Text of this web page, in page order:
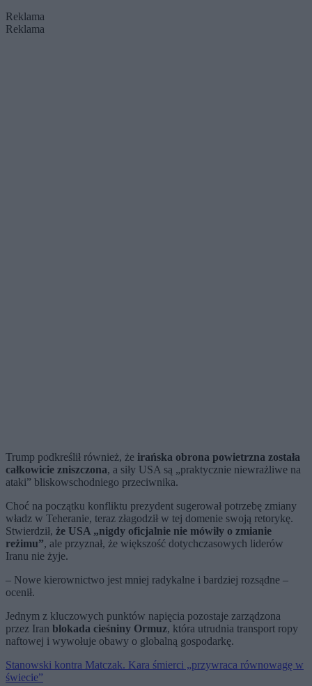
Reklama
Reklama
Trump podkreślił również, że irańska obrona powietrzna została
całkowicie zniszczona, a siły USA są „praktycznie niewrażliwe na
ataki” bliskowschodniego przeciwnika.
Choć na początku konfliktu prezydent sugerował potrzebę zmiany
władz w Teheranie, teraz złagodził w tej domenie swoją retorykę.
Stwierdził, że USA „nigdy oficjalnie nie mówiły o zmianie
reżimu”, ale przyznał, że większość dotychczasowych liderów
Iranu nie żyje.
– Nowe kierownictwo jest mniej radykalne i bardziej rozsądne –
ocenił.
Jednym z kluczowych punktów napięcia pozostaje zarządzona
przez Iran blokada cieśniny Ormuz, która utrudnia transport ropy
naftowej i wywołuje obawy o globalną gospodarkę.
Stanowski kontra Matczak. Kara śmierci „przywraca równowagę w
świecie”